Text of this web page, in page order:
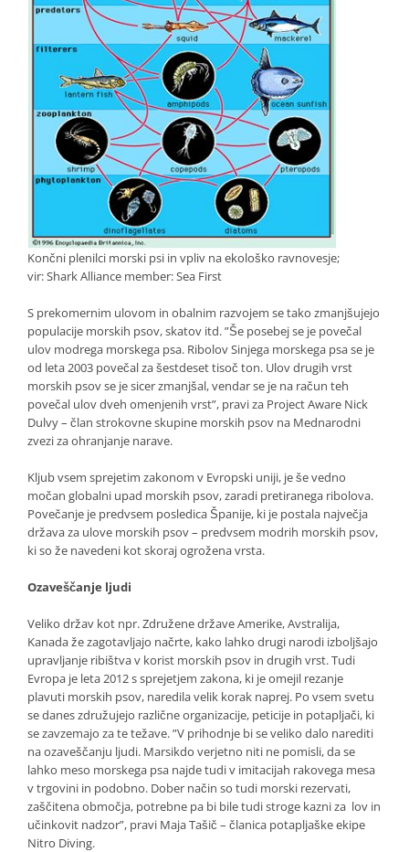
Končni plenilci morski psi in vpliv na ekološko ravnovesje;
vir: Shark Alliance member: Sea First
S prekomernim ulovom in obalnim razvojem se tako zmanjšujejo
populacije morskih psov, skatov itd. ”Še posebej se je povečal
ulov modrega morskega psa. Ribolov Sinjega morskega psa se je
od leta 2003 povečal za šestdeset tisoč ton. Ulov drugih vrst
morskih psov se je sicer zmanjšal, vendar se je na račun teh
povečal ulov dveh omenjenih vrst”, pravi za Project Aware Nick
Dulvy – član strokovne skupine morskih psov na Mednarodni
zvezi za ohranjanje narave.
Kljub vsem sprejetim zakonom v Evropski uniji, je še vedno
močan globalni upad morskih psov, zaradi pretiranega ribolova.
Povečanje je predvsem posledica Španije, ki je postala največja
država za ulove morskih psov – predvsem modrih morskih psov,
ki so že navedeni kot skoraj ogrožena vrsta.
Ozaveščanje ljudi
Veliko držav kot npr. Združene države Amerike, Avstralija,
Kanada že zagotavljajo načrte, kako lahko drugi narodi izboljšajo
upravljanje ribištva v korist morskih psov in drugih vrst. Tudi
Evropa je leta 2012 s sprejetjem zakona, ki je omejil rezanje
plavuti morskih psov, naredila velik korak naprej. Po vsem svetu
se danes združujejo različne organizacije, peticije in potapljači, ki
se zavzemajo za te težave. ”V prihodnje bi se veliko dalo narediti
na ozaveščanju ljudi. Marsikdo verjetno niti ne pomisli, da se
lahko meso morskega psa najde tudi v imitacijah rakovega mesa
v trgovini in podobno. Dober način so tudi morski rezervati,
zaščitena območja, potrebne pa bi bile tudi stroge kazni za lov in
učinkovit nadzor”, pravi Maja Tašič – članica potapljaške ekipe
Nitro Diving.